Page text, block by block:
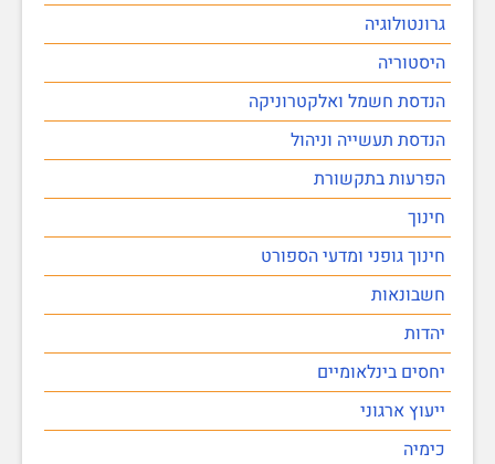
גרונטולוגיה
היסטוריה
הנדסת חשמל ואלקטרוניקה
הנדסת תעשייה וניהול
הפרעות בתקשורת
חינוך
חינוך גופני ומדעי הספורט
חשבונאות
יהדות
יחסים בינלאומיים
ייעוץ ארגוני
כימיה